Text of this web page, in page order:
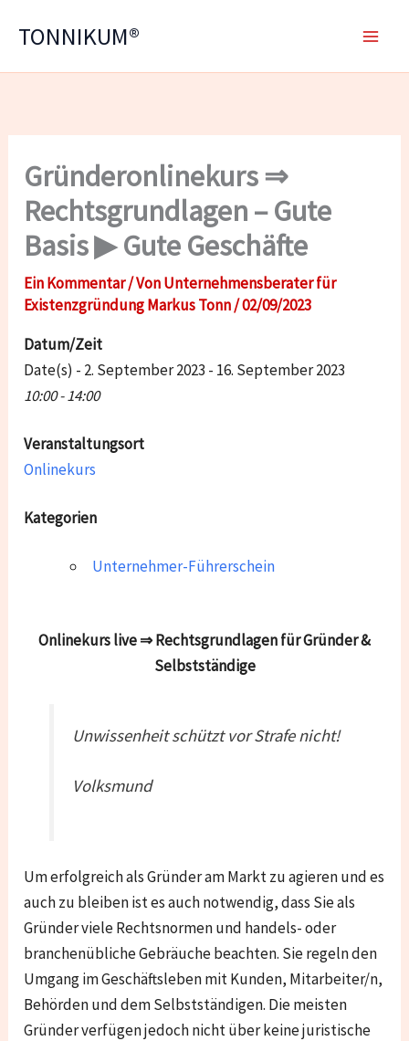
InhaltTONNIKUM®
Gründeronlinekurs ⇒
Rechtsgrundlagen – Gute
Basis ▶ Gute Geschäfte
Ein Kommentar/ VonUnternehmensberater für
Existenzgründung Markus Tonn/02/09/2023
Datum/Zeit
Date(s) - 2. September 2023 - 16. September 2023
10:00 - 14:00
Veranstaltungsort
Onlinekurs
Kategorien
Unternehmer-Führerschein
Onlinekurs live ⇒ Rechtsgrundlagen für Gründer &
Selbstständige
Unwissenheit schützt vor Strafe nicht!
Volksmund
Um erfolgreich als Gründer am Markt zu agieren und es
auch zu bleiben ist es auch notwendig, dass Sie als
Gründer viele Rechtsnormen und handels- oder
branchenübliche Gebräuche beachten. Sie regeln den
Umgang im Geschäftsleben mit Kunden, Mitarbeiter/n,
Behörden und dem Selbstständigen. Die meisten
Gründer verfügen jedoch nicht über keine juristische